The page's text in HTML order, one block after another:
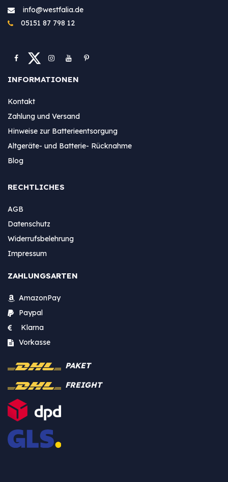
info@westfa​lia.de
05151 87 798 12
INFORMATIONEN
Kontakt
Zahlung und Versand
Hinweise zur Batterieentsorgung
Altgeräte- und Batterie- Rücknahme
Blog
RECHTLICHES
AGB
Datenschutz
Widerrufsbelehrung
Impressum
ZAHLUNGSARTEN
AmazonPay
Paypal
Klarna
Vorkasse
PAKET
FREIGHT